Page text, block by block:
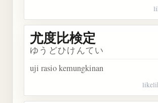
尤度比検定
ゆうどひけんてい
uji rasio kemungkinan